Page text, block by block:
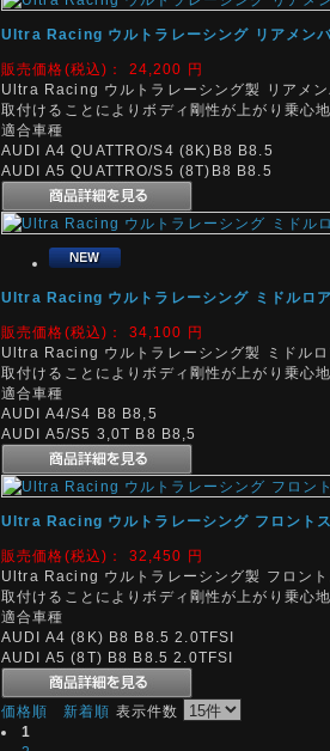
Ultra Racing ウルトラレーシング リアメン
販売価格(税込)： 24,200 円
Ultra Racing ウルトラレーシング製 リアメン
取付けることによりボディ剛性が上がり乗心
適合車種
AUDI A4 QUATTRO/S4 (8K)B8 B8.5
AUDI A5 QUATTRO/S5 (8T)B8 B8.5
Ultra Racing ウルトラレーシング ミドルロ
販売価格(税込)： 34,100 円
Ultra Racing ウルトラレーシング製 ミドルロ
取付けることによりボディ剛性が上がり乗心
適合車種
AUDI A4/S4 B8 B8,5
AUDI A5/S5 3,0T B8 B8,5
Ultra Racing ウルトラレーシング フロント
販売価格(税込)： 32,450 円
Ultra Racing ウルトラレーシング製 フロント
取付けることによりボディ剛性が上がり乗心
適合車種
AUDI A4 (8K) B8 B8.5 2.0TFSI
AUDI A5 (8T) B8 B8.5 2.0TFSI
価格順 新着順 表示件数
1